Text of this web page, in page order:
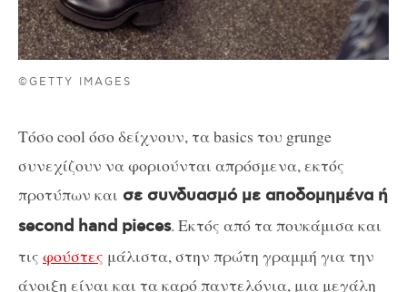
©GETTY IMAGES
Τόσο cool όσο δείχνουν, τα basics του grunge
συνεχίζουν να φοριούνται απρόσμενα, εκτός
προτύπων και σε συνδυασμό με αποδομημένα ή
second hand pieces. Εκτός από τα πουκάμισα και
τις φούστες μάλιστα, στην πρώτη γραμμή για την
άνοιξη είναι και τα καρό παντελόνια, μια μεγάλη